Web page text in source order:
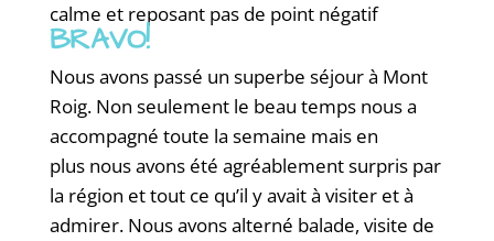
calme et reposant pas de point négatif
BRAVO!
Nous avons passé un superbe séjour à Mont
Roig. Non seulement le beau temps nous a
accompagné toute la semaine mais en
plus nous avons été agréablement surpris par
la région et tout ce qu’il y avait à visiter et à
admirer. Nous avons alterné balade, visite de